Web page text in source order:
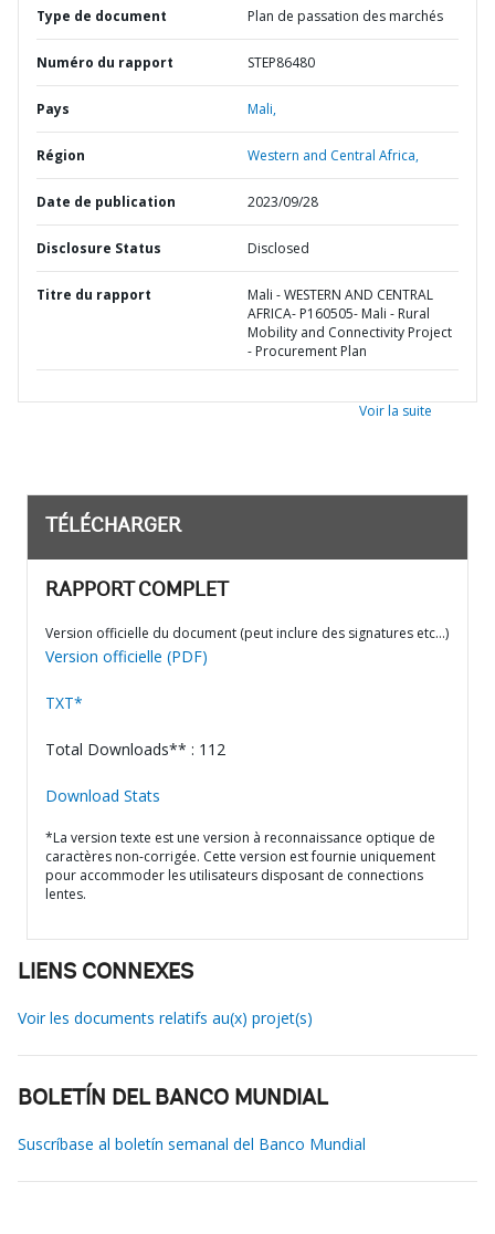
Type de document Plan de passation des marchés
Numéro du rapport STEP86480
Pays Mali,
Région Western and Central Africa,
Date de publication 2023/09/28
Disclosure Status Disclosed
Titre du rapport
Mali - WESTERN AND CENTRAL
AFRICA- P160505- Mali - Rural
Mobility and Connectivity Project
- Procurement Plan
Voir la suite
TÉLÉCHARGER
RAPPORT COMPLET
Version officielle du document (peut inclure des signatures etc…)
Version officielle (PDF)
TXT*
Total Downloads** : 112
Download Stats
*La version texte est une version à reconnaissance optique de
caractères non-corrigée. Cette version est fournie uniquement
pour accommoder les utilisateurs disposant de connections
lentes.
LIENS CONNEXES
Voir les documents relatifs au(x) projet(s)
BOLETÍN DEL BANCO MUNDIAL
Suscríbase al boletín semanal del Banco Mundial